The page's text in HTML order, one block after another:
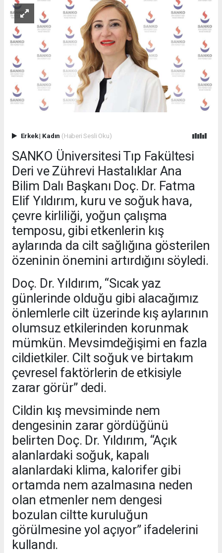
Erkek| Kadın (Haberi Sesli Oku)
SANKO Üniversitesi Tıp Fakültesi
Deri ve Zührevi Hastalıklar Ana
Bilim Dalı Başkanı Doç. Dr. Fatma
Elif Yıldırım, kuru ve soğuk hava,
çevre kirliliği, yoğun çalışma
temposu, gibi etkenlerin kış
aylarında da cilt sağlığına gösterilen
özeninin önemini artırdığını söyledi.
Doç. Dr. Yıldırım, “Sıcak yaz
günlerinde olduğu gibi alacağımız
önlemlerle cilt üzerinde kış aylarının
olumsuz etkilerinden korunmak
mümkün. Mevsimdeğişimi en fazla
cildietkiler. Cilt soğuk ve birtakım
çevresel faktörlerin de etkisiyle
zarar görür” dedi.
Cildin kış mevsiminde nem
dengesinin zarar gördüğünü
belirten Doç. Dr. Yıldırım, “Açık
alanlardaki soğuk, kapalı
alanlardaki klima, kalorifer gibi
ortamda nem azalmasına neden
olan etmenler nem dengesi
bozulan ciltte kuruluğun
görülmesine yol açıyor” ifadelerini
kullandı.